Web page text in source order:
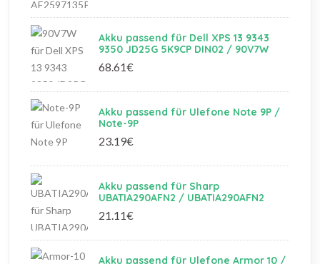
Akku passend für Dell XPS 13 9343
9350 JD25G 5K9CP DIN02 / 90V7W
68.61€
Akku passend für Ulefone Note 9P /
Note-9P
23.19€
Akku passend für Sharp
UBATIA290AFN2 / UBATIA290AFN2
21.11€
Akku passend für Ulefone Armor 10 /